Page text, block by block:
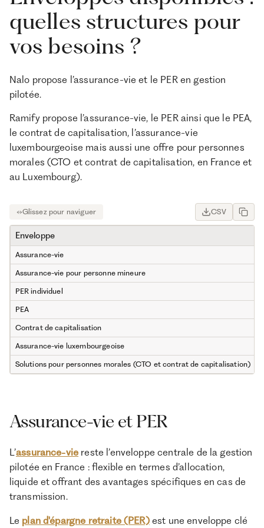
quelles structures pour
vos besoins ?
Nalo propose l’assurance-vie et le PER en gestion
pilotée.
Ramify propose l’assurance-vie, le PER ainsi que le PEA,
le contrat de capitalisation, l’assurance-vie
luxembourgeoise mais aussi une offre pour personnes
morales (CTO et contrat de capitalisation, en France et
au Luxembourg).
CSV
Enveloppe
Assurance-vie
Assurance-vie pour personne mineure
PER individuel
PEA
Contrat de capitalisation
Assurance-vie luxembourgeoise
Solutions pour personnes morales (CTO et contrat de capitalisation)
Assurance-vie et PER
L’assurance-vie reste l’enveloppe centrale de la gestion
pilotée en France : flexible en termes d’allocation,
liquide et offrant des avantages spécifiques en cas de
transmission.
Le plan d'épargne retraite (PER)est une enveloppe clé